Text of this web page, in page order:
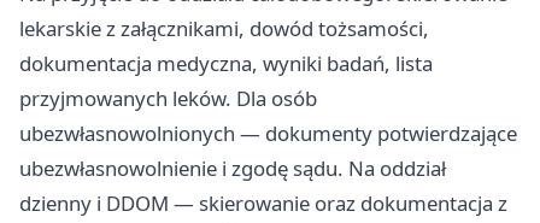
lekarskie z załącznikami, dowód tożsamości,
dokumentacja medyczna, wyniki badań, lista
przyjmowanych leków. Dla osób
ubezwłasnowolnionych — dokumenty potwierdzające
ubezwłasnowolnienie i zgodę sądu. Na oddział
dzienny i DDOM — skierowanie oraz dokumentacja z